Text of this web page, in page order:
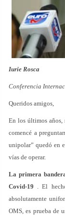
Iurie Rosca
Conferencia
Queridos amigos,
En los últimos años,
comencé a
unipolar” quedó en
vías de operar.
La primera
Covid-19 . El
absolutamente
OMS, es prueba de